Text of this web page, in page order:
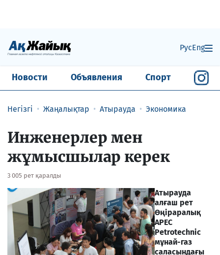
РусEng
Новости Объявления Спорт
Негізгі Жаңалықтар Атырауда Экономика
Инженерлер мен
жұмысшылар керек
3 005 рет қаралды
Атырауда
алғаш рет
Өңіраралық
APEC
Petrotechnic
мұнай-газ
саласындағы